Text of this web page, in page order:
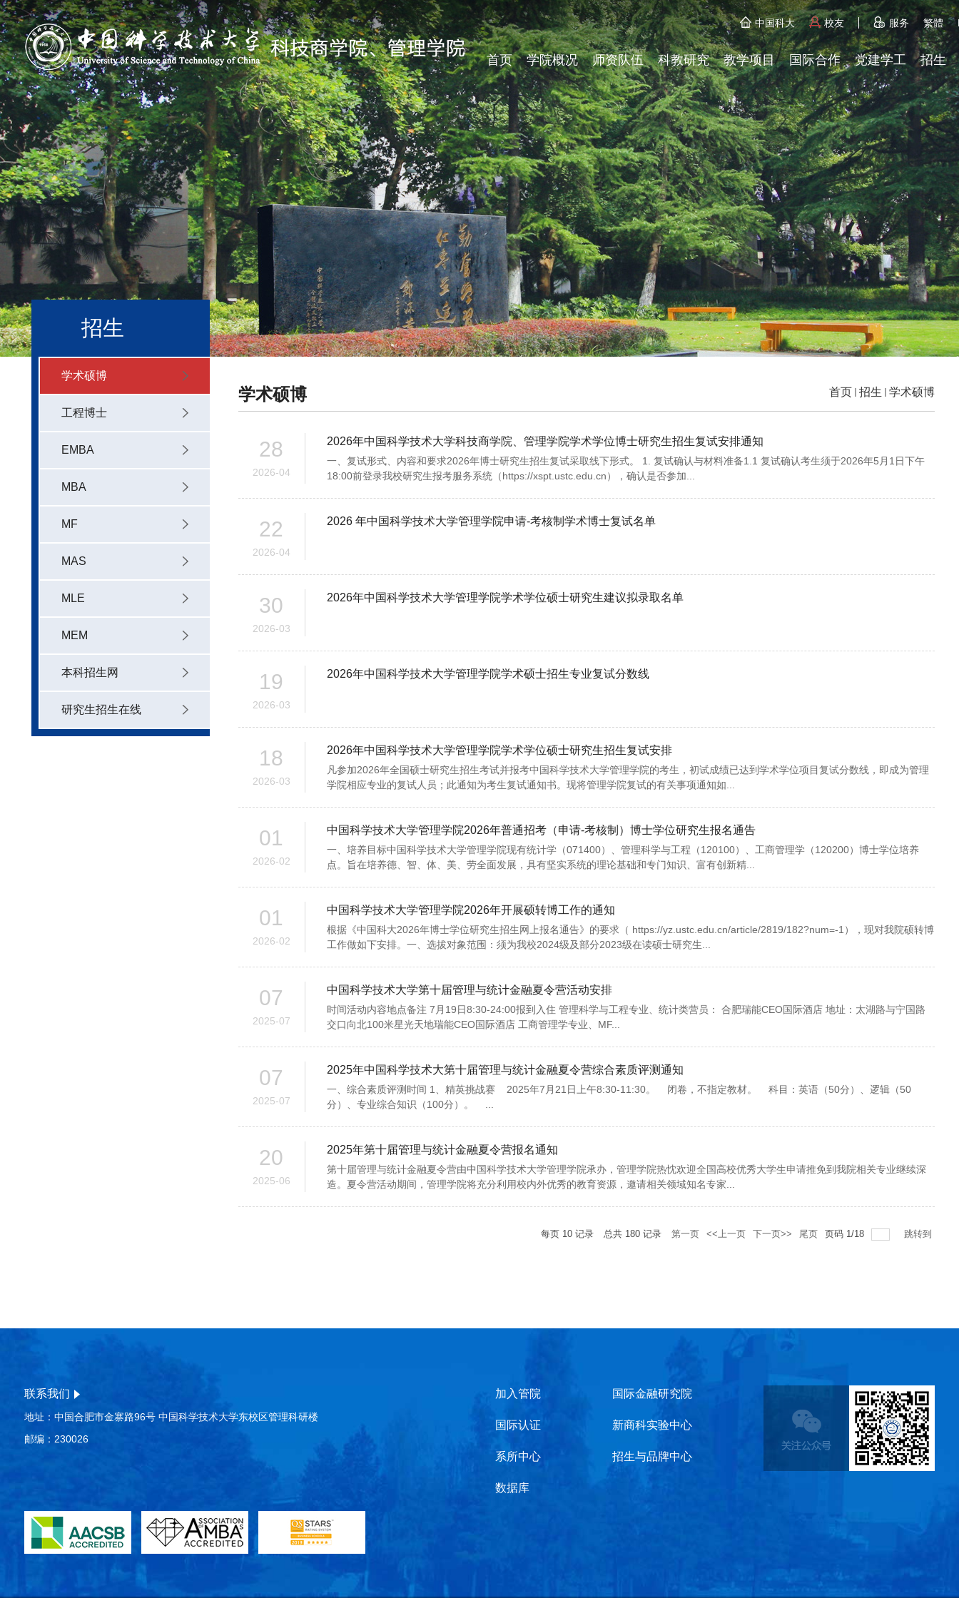
中国科大 校友 服务 繁體
首页 学院概况 师资队伍 科教研究 教学项目 国际合作 党建学工 招生
招生
学术硕博
工程博士
EMBA
MBA
MF
MAS
MLE
MEM
本科招生网
研究生招生在线
学术硕博 首页 招生 学术硕博
28
2026-04
2026年中国科学技术大学科技商学院、管理学院学术学位博士研究生招生复试安排通知
一、复试形式、内容和要求2026年博士研究生招生复试采取线下形式。 1. 复试确认与材料准备1.1 复试确认考生须于2026年5月1日下午
18:00前登录我校研究生报考服务系统（https://xspt.ustc.edu.cn），确认是否参加...
22
2026-04
2026 年中国科学技术大学管理学院申请-考核制学术博士复试名单
30
2026-03
2026年中国科学技术大学管理学院学术学位硕士研究生建议拟录取名单
19
2026-03
2026年中国科学技术大学管理学院学术硕士招生专业复试分数线
18
2026-03
2026年中国科学技术大学管理学院学术学位硕士研究生招生复试安排
凡参加2026年全国硕士研究生招生考试并报考中国科学技术大学管理学院的考生，初试成绩已达到学术学位项目复试分数线，即成为管理
学院相应专业的复试人员；此通知为考生复试通知书。现将管理学院复试的有关事项通知如...
01
2026-02
中国科学技术大学管理学院2026年普通招考（申请-考核制）博士学位研究生报名通告
一、培养目标中国科学技术大学管理学院现有统计学（071400）、管理科学与工程（120100）、工商管理学（120200）博士学位培养
点。旨在培养德、智、体、美、劳全面发展，具有坚实系统的理论基础和专门知识、富有创新精...
01
2026-02
中国科学技术大学管理学院2026年开展硕转博工作的通知
根据《中国科大2026年博士学位研究生招生网上报名通告》的要求（ https://yz.ustc.edu.cn/article/2819/182?num=-1），现对我院硕转博
工作做如下安排。一、选拔对象范围：须为我校2024级及部分2023级在读硕士研究生...
07
2025-07
中国科学技术大学第十届管理与统计金融夏令营活动安排
时间活动内容地点备注 7月19日8:30-24:00报到入住 管理科学与工程专业、统计类营员： 合肥瑞能CEO国际酒店 地址：太湖路与宁国路
交口向北100米星光天地瑞能CEO国际酒店 工商管理学专业、MF...
07
2025-07
2025年中国科学技术大第十届管理与统计金融夏令营综合素质评测通知
一、综合素质评测时间 1、精英挑战赛 2025年7月21日上午8:30-11:30。 闭卷，不指定教材。 科目：英语（50分）、逻辑（50
分）、专业综合知识（100分）。 ...
20
2025-06
2025年第十届管理与统计金融夏令营报名通知
第十届管理与统计金融夏令营由中国科学技术大学管理学院承办，管理学院热忱欢迎全国高校优秀大学生申请推免到我院相关专业继续深
造。夏令营活动期间，管理学院将充分利用校内外优秀的教育资源，邀请相关领域知名专家...
每页 10 记录 总共 180 记录 第一页 <<上一页 下一页>> 尾页 页码 1/18 跳转到
联系我们
地址：中国合肥市金寨路96号 中国科学技术大学东校区管理科研楼
邮编：230026
国际金融研究院
新商科实验中心
招生与品牌中心
加入管院
国际认证
系所中心
数据库